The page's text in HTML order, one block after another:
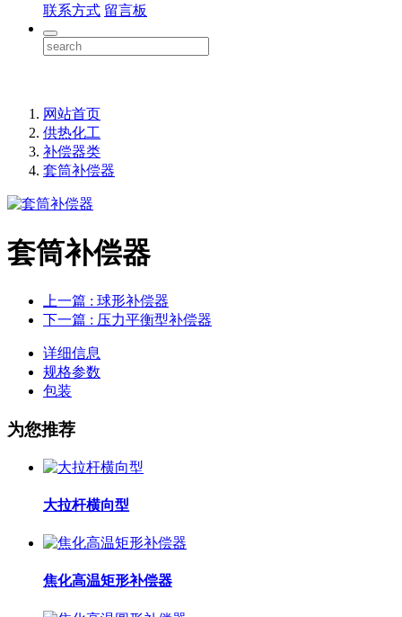
联系方式 留言板
网站首页
供热化工
补偿器类
套筒补偿器
套筒补偿器
上一篇 : 球形补偿器
下一篇 : 压力平衡型补偿器
详细信息
规格参数
包装
为您推荐
大拉杆横向型
焦化高温矩形补偿器